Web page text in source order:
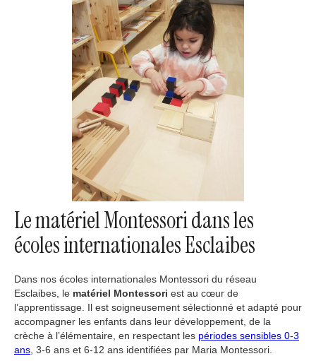
Le matériel Montessori dans les
écoles internationales Esclaibes
Dans nos écoles internationales Montessori du réseau
Esclaibes, le matériel Montessori est au cœur de
l’apprentissage. Il est soigneusement sélectionné et adapté pour
accompagner les enfants dans leur développement, de la
crèche à l’élémentaire, en respectant les périodes sensibles 0-3
ans , 3-6 ans et 6-12 ans identifiées par Maria Montessori.